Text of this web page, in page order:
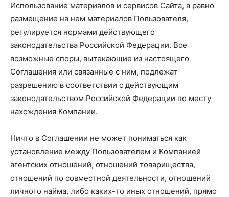
Использование материалов и сервисов Сайта, а равно
размещение на нем материалов Пользователя,
регулируется нормами действующего
законодательства Российской Федерации. Все
возможные споры, вытекающие из настоящего
Соглашения или связанные с ним, подлежат
разрешению в соответствии с действующим
законодательством Российской Федерации по месту
нахождения Компании.
Ничто в Соглашении не может пониматься как
установление между Пользователем и Компанией
агентских отношений, отношений товарищества,
отношений по совместной деятельности, отношений
личного найма, либо каких-то иных отношений, прямо